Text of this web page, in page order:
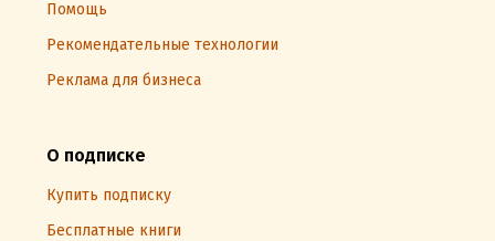
Помощь
Рекомендательные технологии
Реклама для бизнеса
О подписке
Купить подписку
Бесплатные книги